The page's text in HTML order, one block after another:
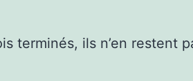
terminés, ils n’en restent